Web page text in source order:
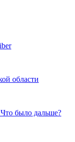
области
было дальше?